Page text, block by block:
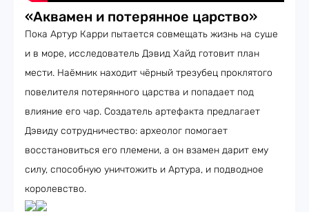
«Аквамен и потерянное царство»
Пока Артур Карри пытается совмещать жизнь на суше
и в море, исследователь Дэвид Хайд готовит план
мести. Наёмник находит чёрный трезубец проклятого
повелителя потерянного царства и попадает под
влияние его чар. Создатель артефакта предлагает
Дэвиду сотрудничество: археолог помогает
восстановиться его племени, а он взамен дарит ему
силу, способную уничтожить и Артура, и подводное
королевство.